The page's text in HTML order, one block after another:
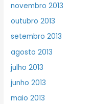
novembro 2013
outubro 2013
setembro 2013
agosto 2013
julho 2013
junho 2013
maio 2013